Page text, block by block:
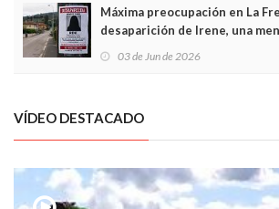
Máxima preocupación en La
desaparición de Irene, una
03 de Jun de 2026
VÍDEO DESTACADO